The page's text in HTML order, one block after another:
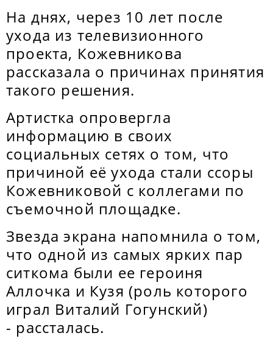
На днях, через 10 лет после
ухода из телевизионного
проекта, Кожевникова
рассказала о причинах принятия
такого решения.
Артистка опровергла
информацию в своих
социальных сетях о том, что
причиной её ухода стали ссоры
Кожевниковой с коллегами по
съемочной площадке.
Звезда экрана напомнила о том,
что одной из самых ярких пар
ситкома были ее героиня
Аллочка и Кузя (роль которого
играл Виталий Гогунский)
- рассталась.